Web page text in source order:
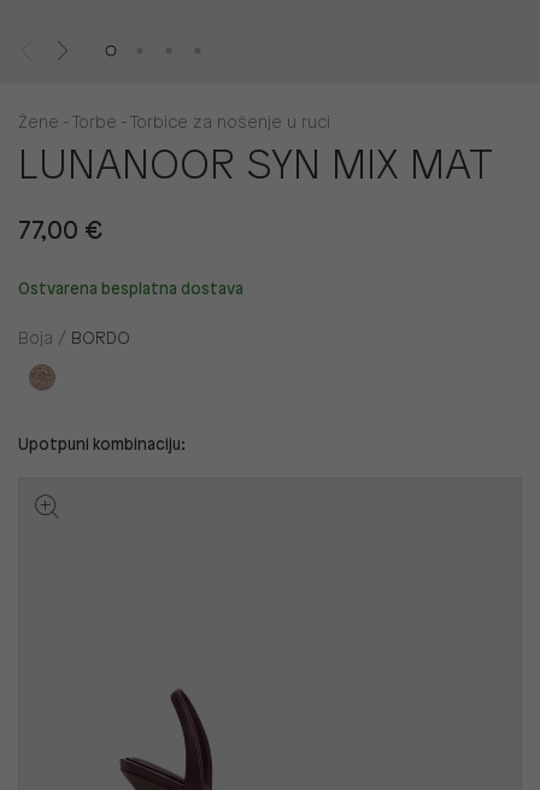
Žene - Torbe - Torbice za nošenje u ruci
LUNANOOR SYN MIX MAT
77,00 €
Ostvarena besplatna dostava
Boja / BORDO
Upotpuni kombinaciju: